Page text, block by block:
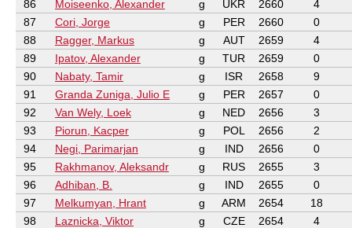
86 Moiseenko, Alexander g UKR 2660 4
87
Cori, Jorge g PER 2660 0
88
Ragger, Markus g AUT 2659 4
89
Ipatov, Alexander g TUR 2659 0
90
Nabaty, Tamir g ISR 2658 9
91
Granda Zuniga, Julio E g PER 2657 0
92
Van Wely, Loek g NED 2656 3
93
Piorun, Kacper g POL 2656 2
94
Negi, Parimarjan g IND 2656 0
95
Rakhmanov, Aleksandr g RUS 2655 3
96
Adhiban, B. g IND 2655 0
97
Melkumyan, Hrant g ARM 2654 18
98
Laznicka, Viktor g CZE 2654 4